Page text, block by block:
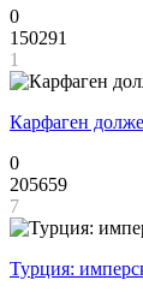
0
150291
1
Карфаген
0
205659
7
Турция: